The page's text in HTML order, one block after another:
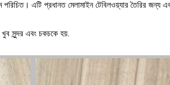
পরিচিত। এটি প্রধানত মেলামাইন টেবিলওয়্যার তৈরির
খুব সুন্দর এবং চকচকে হয়.